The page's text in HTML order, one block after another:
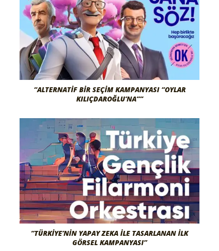
“ALTERNATIF BIR SEÇIM KAMPANYASI “OYLAR
KILIÇDAROĞLU’NA””
“TÜRKIYE’NIN YAPAY ZEKA İLE TASARLANAN İLK
GÖRSEL KAMPANYASI”